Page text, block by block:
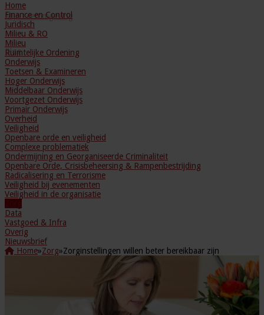
Mijn Leeromgeving
Blog
Home
Finance en Control
Juridisch
Milieu & RO
Milieu
Ruimtelijke Ordening
Onderwijs
Toetsen & Examineren
Hoger Onderwijs
Middelbaar Onderwijs
Voortgezet Onderwijs
Primair Onderwijs
Overheid
Veiligheid
Openbare orde en veiligheid
Complexe problematiek
Ondermijning en Georganiseerde Criminaliteit
Openbare Orde, Crisisbeheersing & Rampenbestrijding
Radicalisering en Terrorisme
Veiligheid bij evenementen
Veiligheid in de organisatie
Data
Vastgoed & Infra
Overig
Nieuwsbrief
Home»Zorg»Zorginstellingen willen beter bereikbaar zijn